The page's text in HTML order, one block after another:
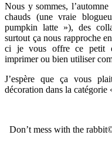
Nous y sommes,
chauds (une vraie
pumpkin latte »), des
surtout ça nous rapproche
ci je vous offre ce petit
imprimer ou bien utiliser
J’espère que ça vous
décoration dans la
Don’t mess with the